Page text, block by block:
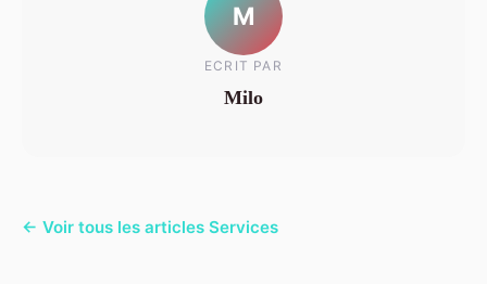
M
ECRIT PAR
Milo
← Voir tous les articles Services